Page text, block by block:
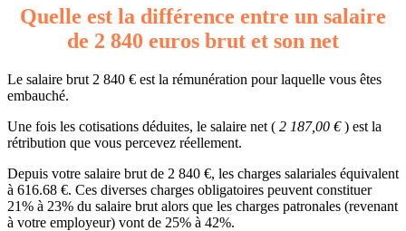
Quelle est la différence entre un salaire
de 2 840 euros brut et son net
Le salaire brut 2 840 € est la rémunération pour laquelle vous êtes
embauché.
Une fois les cotisations déduites, le salaire net ( 2 187,00 €) est la
rétribution que vous percevez réellement.
Depuis votre salaire brut de 2 840 €, les charges salariales équivalent
à 616.68 €. Ces diverses charges obligatoires peuvent constituer
21% à 23% du salaire brut alors que les charges patronales (revenant
à votre employeur) vont de 25% à 42%.